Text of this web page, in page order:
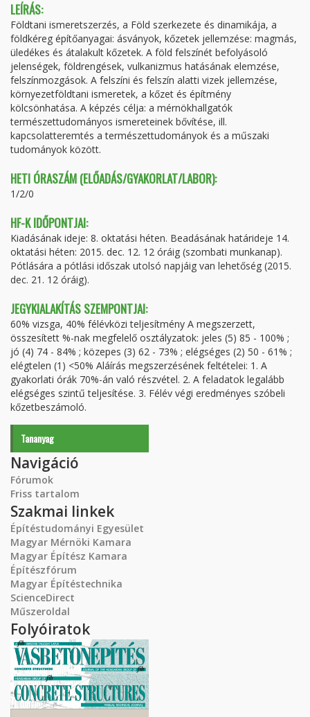
LEÍRÁS:
Földtani ismeretszerzés, a Föld szerkezete és dinamikája, a
földkéreg építőanyagai: ásványok, kőzetek jellemzése: magmás,
üledékes és átalakult kőzetek. A föld felszínét befolyásoló
jelenségek, földrengések, vulkanizmus hatásának elemzése,
felszínmozgások. A felszíni és felszín alatti vizek jellemzése,
környezetföldtani ismeretek, a kőzet és építmény
kölcsönhatása. A képzés célja: a mérnökhallgatók
természettudományos ismereteinek bővítése, ill.
kapcsolatteremtés a természettudományok és a műszaki
tudományok között.
HETI ÓRASZÁM (ELŐADÁS/GYAKORLAT/LABOR):
1/2/0
HF-K IDŐPONTJAI:
Kiadásának ideje: 8. oktatási héten. Beadásának határideje 14.
oktatási héten: 2015. dec. 12. 12 óráig (szombati munkanap).
Pótlására a pótlási időszak utolsó napjáig van lehetőség (2015.
dec. 21. 12 óráig).
JEGYKIALAKÍTÁS SZEMPONTJAI:
60% vizsga, 40% félévközi teljesítmény A megszerzett,
összesített %-nak megfelelő osztályzatok: jeles (5) 85 - 100% ;
jó (4) 74 - 84% ; közepes (3) 62 - 73% ; elégséges (2) 50 - 61% ;
elégtelen (1) <50% Aláírás megszerzésének feltételei: 1. A
gyakorlati órák 70%-án való részvétel. 2. A feladatok legalább
elégséges szintű teljesítése. 3. Félév végi eredményes szóbeli
kőzetbeszámoló.
Tananyag
Navigáció
Fórumok
Friss tartalom
Szakmai linkek
Építéstudományi Egyesület
Magyar Mérnöki Kamara
Magyar Építész Kamara
Építészfórum
Magyar Építéstechnika
ScienceDirect
Műszeroldal
Folyóiratok